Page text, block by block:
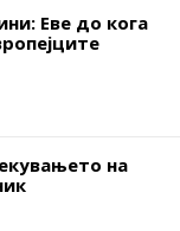
Еве до кога
на